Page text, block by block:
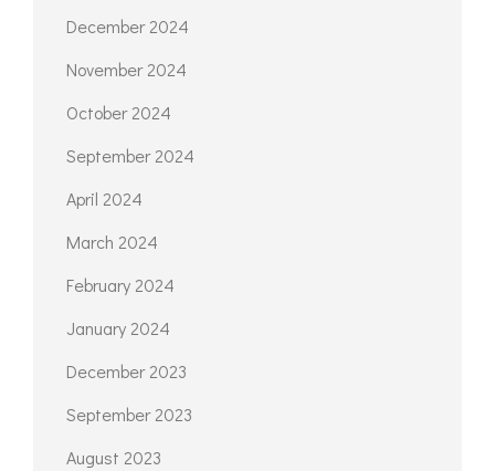
December 2024
November 2024
October 2024
September 2024
April 2024
March 2024
February 2024
January 2024
December 2023
September 2023
August 2023